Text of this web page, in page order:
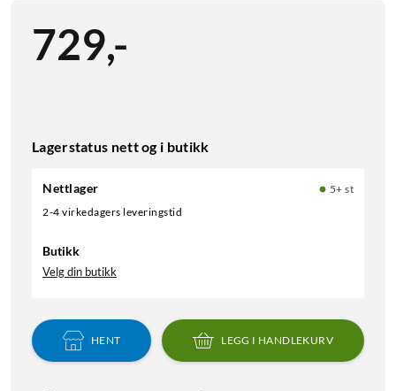
729,-
Lagerstatus nett og i butikk
Nettlager
5+ st
2-4 virkedagers leveringstid
Butikk
Velg din butikk
HENT LEGG I HANDLEKURV